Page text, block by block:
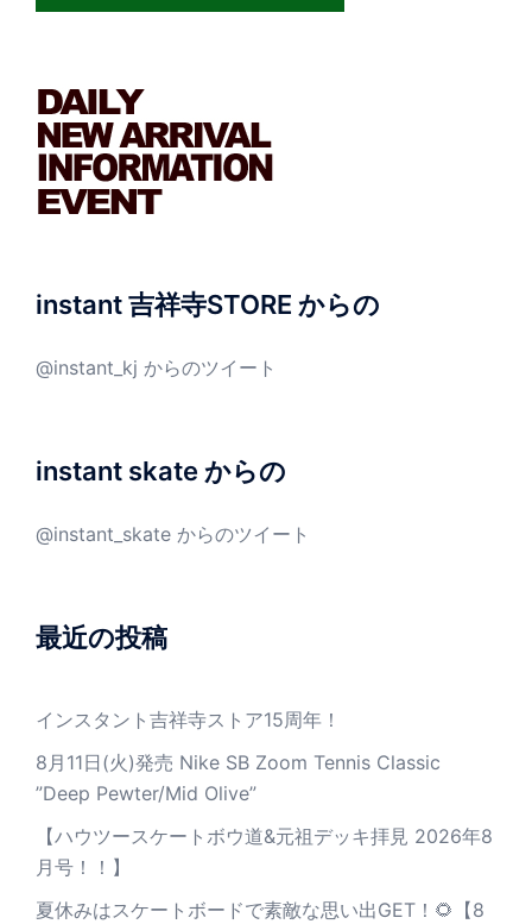
instant 吉祥寺STORE からの
@instant_kj からのツイート
instant skate からの
@instant_skate からのツイート
最近の投稿
インスタント吉祥寺ストア15周年！
8月11日(火)発売 Nike SB Zoom Tennis Classic
”Deep Pewter/Mid Olive”
【ハウツースケートボウ道&元祖デッキ拝見 2026年8
月号！！】
夏休みはスケートボードで素敵な思い出GET！🌻【8